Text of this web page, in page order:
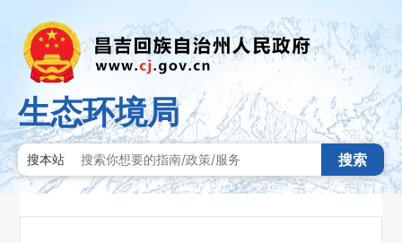
生态环境局
搜本站 搜索